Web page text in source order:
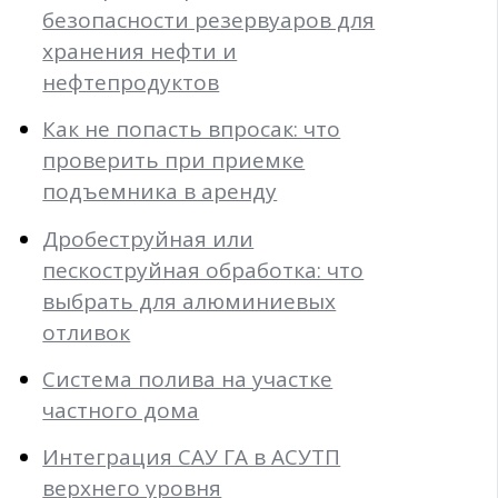
безопасности резервуаров для
хранения нефти и
нефтепродуктов
Как не попасть впросак: что
проверить при приемке
подъемника в аренду
Дробеструйная или
пескоструйная обработка: что
выбрать для алюминиевых
отливок
Система полива на участке
частного дома
Интеграция САУ ГА в АСУТП
верхнего уровня